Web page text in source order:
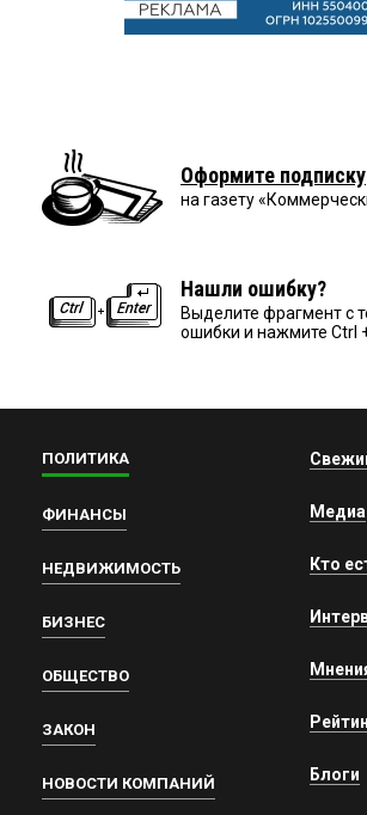
Оформите подписку
на газету
Нашли ошибку?
Выделите фрагмент с
ошибки и нажмите Ctrl
ПОЛИТИКА
ФИНАНСЫ
НЕДВИЖИМОСТЬ
БИЗНЕС
ОБЩЕСТВО
ЗАКОН
НОВОСТИ КОМПАНИЙ
Медиа
Кто
Блоги